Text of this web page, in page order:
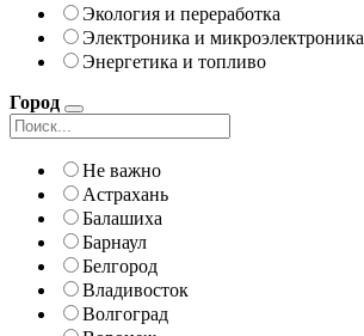
Экология и переработка
Электроника и микроэлектроника
Энергетика и топливо
Город
Не важно
Астрахань
Балашиха
Барнаул
Белгород
Владивосток
Волгоград